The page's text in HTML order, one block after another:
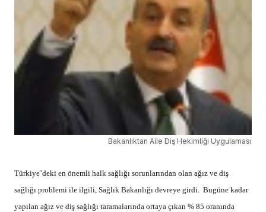
Bakanlıktan Aile Diş Hekimliği Uygulaması
Türkiye’deki en önemli halk sağlığı sorunlarından olan ağız ve diş
sağlığı problemi ile ilgili, Sağlık Bakanlığı devreye girdi. Bugüne kadar
yapılan ağız ve diş sağlığı taramalarında ortaya çıkan % 85 oranında